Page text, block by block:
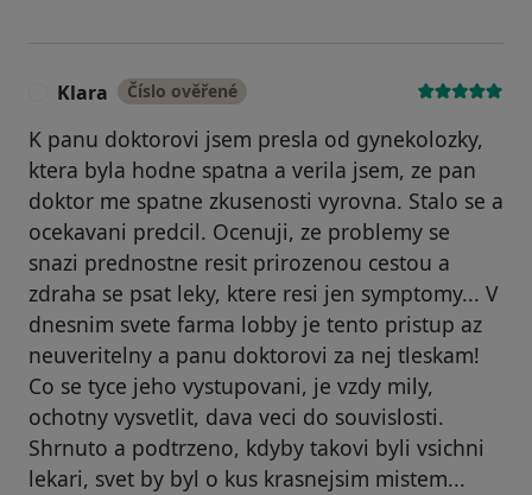
Klara Číslo ověřené
K panu doktorovi jsem presla od gynekolozky,
ktera byla hodne spatna a verila jsem, ze pan
doktor me spatne zkusenosti vyrovna. Stalo se a
ocekavani predcil. Ocenuji, ze problemy se
snazi prednostne resit prirozenou cestou a
zdraha se psat leky, ktere resi jen symptomy... V
dnesnim svete farma lobby je tento pristup az
neuveritelny a panu doktorovi za nej tleskam!
Co se tyce jeho vystupovani, je vzdy mily,
ochotny vysvetlit, dava veci do souvislosti.
Shrnuto a podtrzeno, kdyby takovi byli vsichni
lekari, svet by byl o kus krasnejsim mistem...